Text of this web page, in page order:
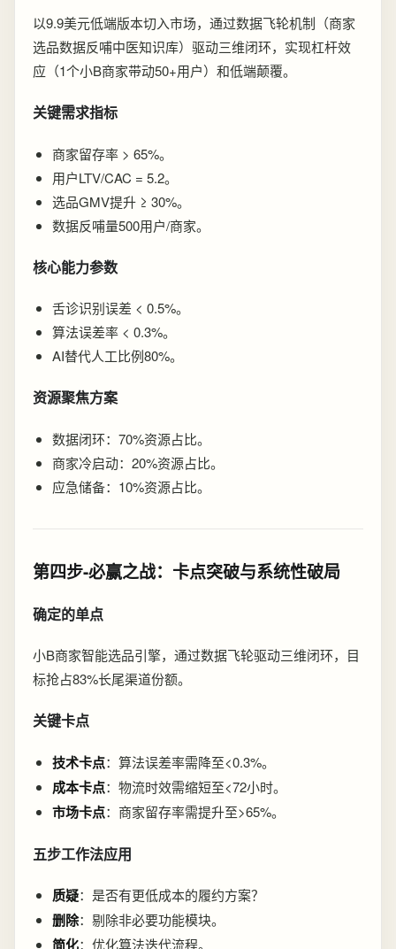
以9.9美元低端版本切入市场，通过数据飞轮机制（商家
选品数据反哺中医知识库）驱动三维闭环，实现杠杆效
应（1个小B商家带动50+用户）和低端颠覆。
关键需求指标
商家留存率 > 65%。
用户LTV/CAC = 5.2。
选品GMV提升 ≥ 30%。
数据反哺量500用户/商家。
核心能力参数
舌诊识别误差 < 0.5%。
算法误差率 < 0.3%。
AI替代人工比例80%。
资源聚焦方案
数据闭环：70%资源占比。
商家冷启动：20%资源占比。
应急储备：10%资源占比。
第四步-必赢之战：卡点突破与系统性破局
确定的单点
小B商家智能选品引擎，通过数据飞轮驱动三维闭环，目
标抢占83%长尾渠道份额。
关键卡点
技术卡点：算法误差率需降至<0.3%。
成本卡点：物流时效需缩短至<72小时。
市场卡点：商家留存率需提升至>65%。
五步工作法应用
质疑：是否有更低成本的履约方案？
删除：剔除非必要功能模块。
简化：优化算法迭代流程。